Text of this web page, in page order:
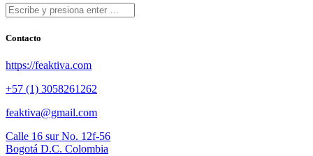
Contacto
https://feaktiva.com
+57 (1) 3058261262
feaktiva@gmail.com
Calle 16 sur No. 12f-56
Bogotá D.C. Colombia